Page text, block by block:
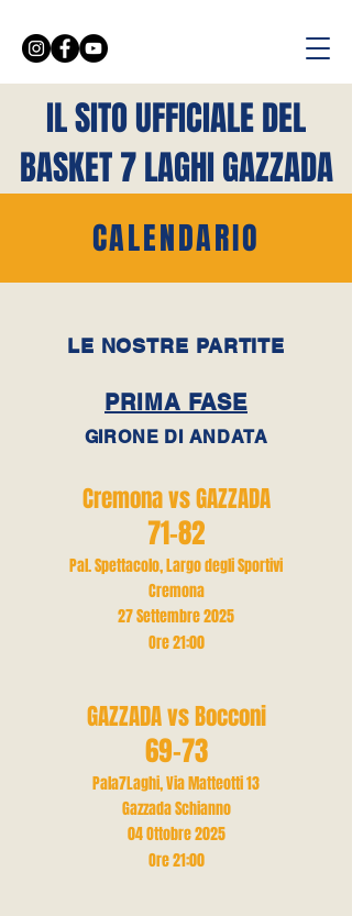
IL SITO UFFICIALE DEL
BASKET 7 LAGHI GAZZADA
CALENDARIO
LE NOSTRE PARTITE
PRIMA FASE
GIRONE DI ANDATA
Cremona vs GAZZADA
71-82
Pal. Spettacolo, Largo degli Sportivi
Cremona
27 Settembre 2025
Ore 21:00
GAZZADA vs Bocconi
69-73
Pala7Laghi, Via Matteotti 13
Gazzada Schianno
04 Ottobre 2025
Ore 21:00